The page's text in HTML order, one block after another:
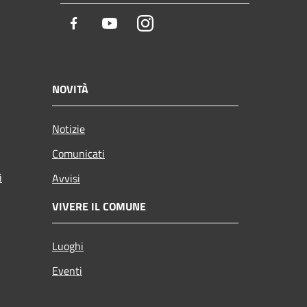
Facebook YoutubeInstagram
NOVITÀ
Notizie
Comunicati
Avvisi
VIVERE IL COMUNE
Luoghi
Eventi